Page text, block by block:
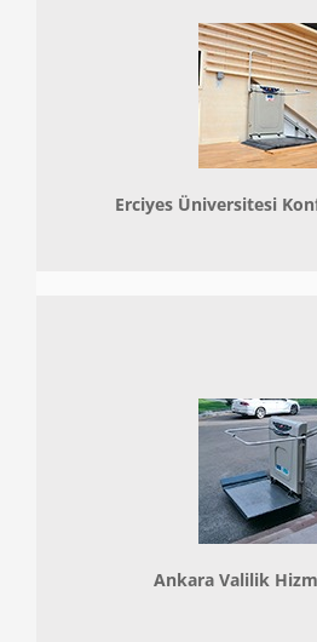
Erciyes Üniversitesi
Ankara Valilik